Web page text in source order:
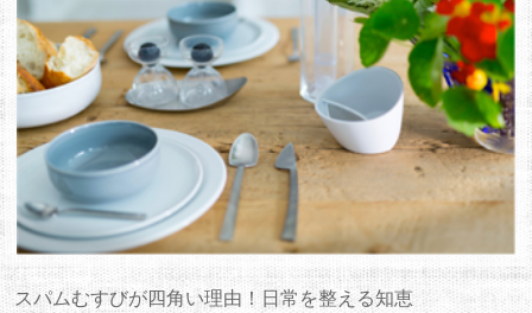
スパムむすびが四角い理由！日常を整える知恵